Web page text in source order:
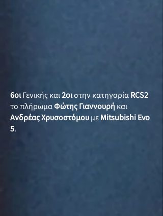
6οιΓενικής και2οιστην κατηγορίαRCS2
το πλήρωμαΦώτης Γιαννουρή και
Ανδρέας ΧρυσοστόμουμεMitsubishi Evo
5.